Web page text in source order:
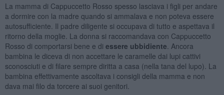
La mamma di Cappuccetto Rosso spesso lasciava i figli per andare
a dormire con la madre quando si ammalava e non poteva essere
autosufficiente. Il padre diligente si occupava di tutto e aspettava il
ritorno della moglie. La donna si raccomandava con Cappuccetto
Rosso di comportarsi bene e di essere ubbidiente . Ancora
bambina le diceva di non accettare le caramelle dai lupi cattivi
sconosciuti e di filare sempre diritta a casa (nella tana del lupo). La
bambina effettivamente ascoltava i consigli della mamma e non
dava mai filo da torcere ai suoi genitori.